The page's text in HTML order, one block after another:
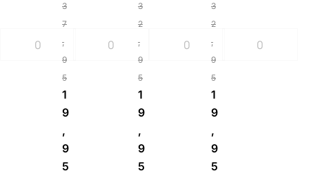
3
7
,
9
5
1
9
,
9
5
3
2
,
9
5
1
9
,
9
5
3
2
,
9
5
1
9
,
9
5